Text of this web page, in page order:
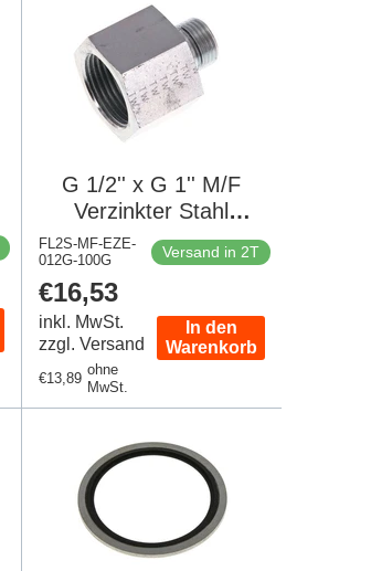
G 1/2'' x G 1'' M/F
Verzinkter Stahl
Reduzieradapter 400
Bar - Hydraulisch
FL2S-MF-EZE-
012G-100G
Versand in 2T
Regulärer
Preis
€16,53
inkl. MwSt.
zzgl. Versand
Regulärer
€13,89
ohne
MwSt.
In den
Warenkorb